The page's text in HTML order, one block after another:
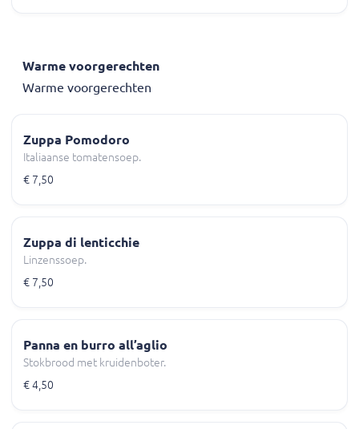
Warme voorgerechten
Warme voorgerechten
Zuppa Pomodoro
Italiaanse tomatensoep.
€ 7,50
Zuppa di lenticchie
Linzenssoep.
€ 7,50
Panna en burro all’aglio
Stokbrood met kruidenboter.
€ 4,50